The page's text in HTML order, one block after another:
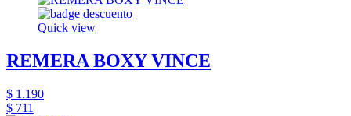
Quick view
REMERA BOXY VINCE
$ 1.190
$ 711